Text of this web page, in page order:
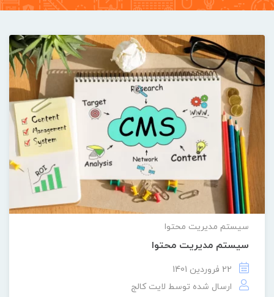
سیستم مدیریت محتوا
سیستم مدیریت محتوا
ارسال شده توسط لایت کالج